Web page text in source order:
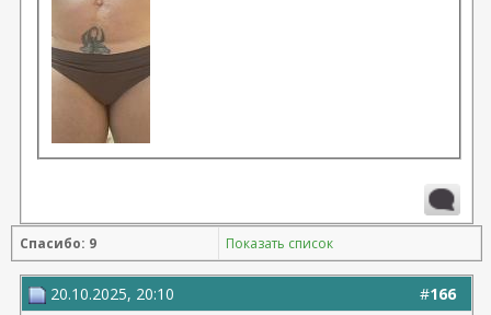
Спасибо: 9 Показать список
#166
20.10.2025, 20:10